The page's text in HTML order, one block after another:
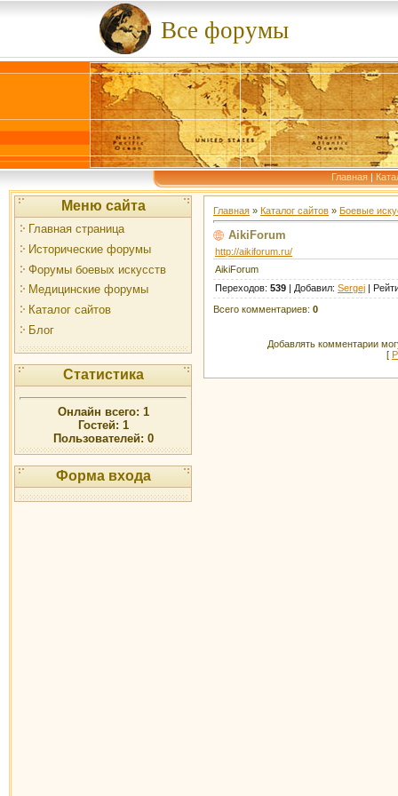
Все форумы
Главная |
Меню сайта
Главная страница
Исторические форумы
Форумы боевых искусств
Медицинские форумы
Каталог сайтов
Блог
Статистика
Онлайн всего: 1
Гостей: 1
Пользователей: 0
Форма входа
Главная » Каталог сайтов » Боевые
AikiForum
http://aikiforum.ru/
AikiForum
Переходов: 539 | Добавил: Sergej |
Всего комментариев: 0
Добавлять комментарии
[